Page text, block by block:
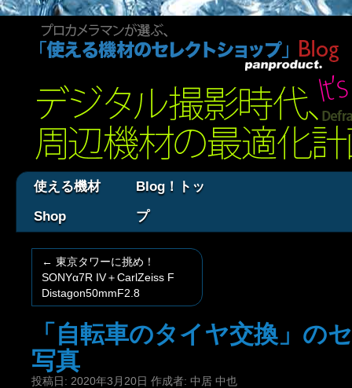
使える機材
Shop
Blog！トッ
プ
← 東京タワーに挑め！
SONYα7R IV＋CarlZeiss F
Distagon50mmF2.8
「自転車のタイヤ交換」の
写真
投稿日: 2020年3月20日 作成者: 中居 中也